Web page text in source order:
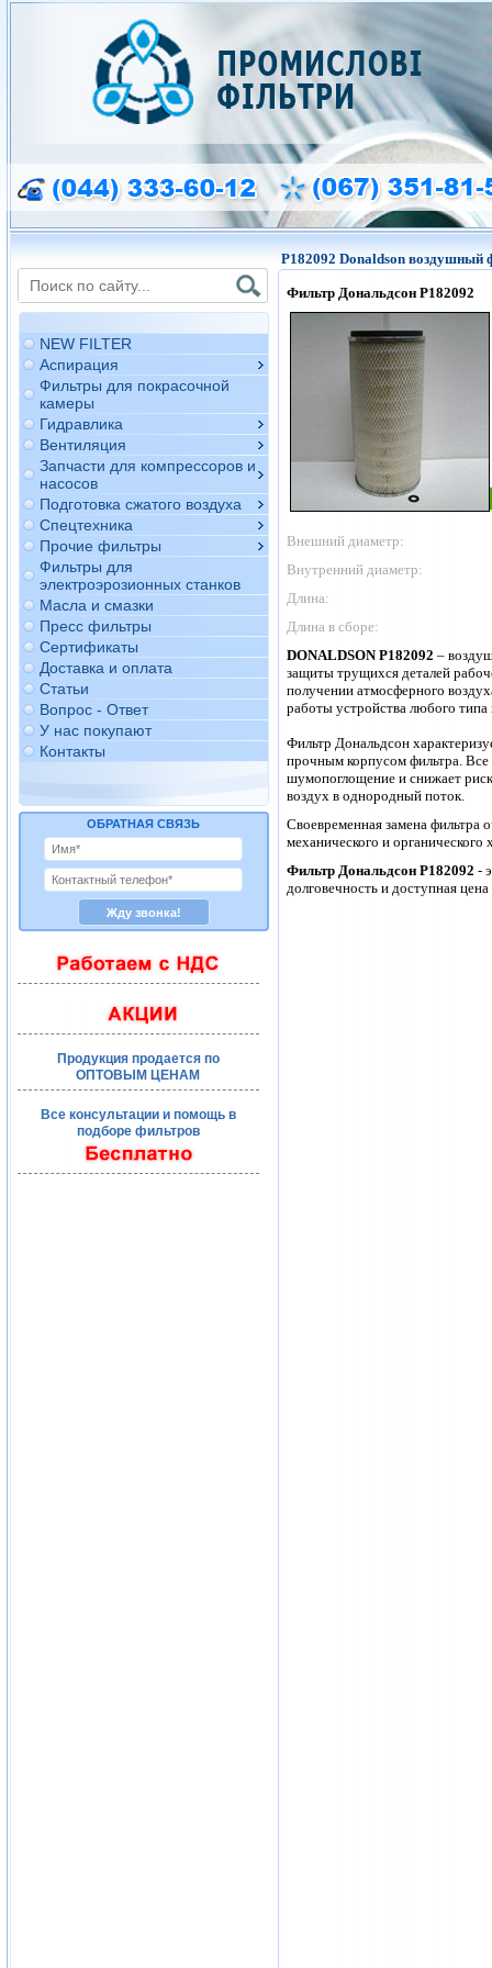
NEW FILTER
Аспирация
Фильтры для покрасочной
камеры
Гидравлика
Вентиляция
Запчасти для компрессоров и
насосов
Подготовка сжатого воздуха
Спецтехника
Прочие фильтры
Фильтры для
электроэрозионных станков
Масла и смазки
Пресс фильтры
Сертификаты
Доставка и оплата
Статьи
Вопрос - Ответ
У нас покупают
Контакты
ОБРАТНАЯ СВЯЗЬ
Продукция продается по
ОПТОВЫМ ЦЕНАМ
Все консультации и помощь в
подборе фильтров
P182092 Donaldson воздушный
Фильтр Дональдсон P182092
Внешний диаметр:
Внутренний диаметр:
Длина:
Длина в сборе:
DONALDSONP182092 –
защиты трущихся деталей
получении атмосферного
работы устройства любого
Фильтр Дональдсон
прочным корпусом фильтра.
шумопоглощение и снижает риск
воздух в однородный поток.
Своевременная замена фильтра
механического и
Фильтр Дональдсон P182092 -
долговечность и доступная